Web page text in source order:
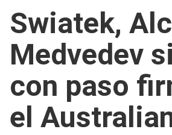
Swiatek,
Medvedev
con paso
el